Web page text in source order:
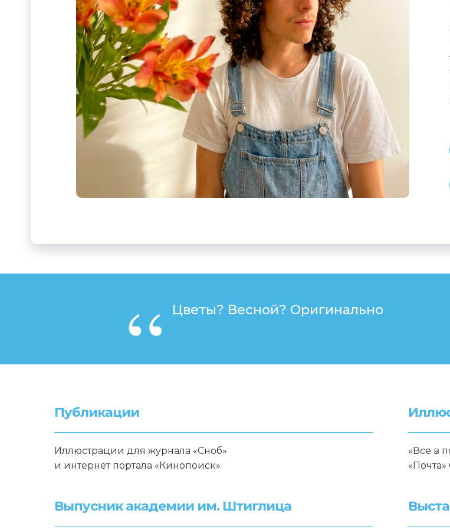
“ Цветы? Весной? Оригинально
Публикации
Иллюстрации для журнала «Сноб»
и интернет портала «Кинопоиск»
«Все в
Выпусник академии им. Штиглица